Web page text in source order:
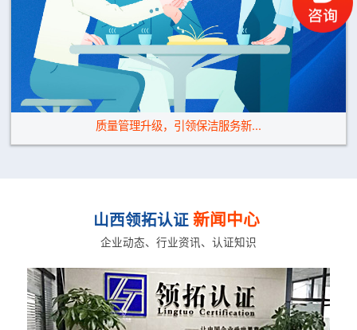
质量管理升级，引领保洁服务新...
山西领拓认证 新闻中心
企业动态、行业资讯、认证知识